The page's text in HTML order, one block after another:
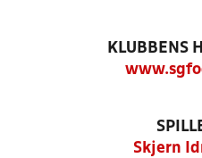
KLUBBENS
Skjern